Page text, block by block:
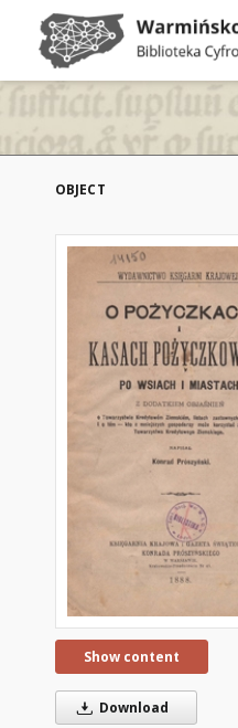
OBJECT
Show content
Download